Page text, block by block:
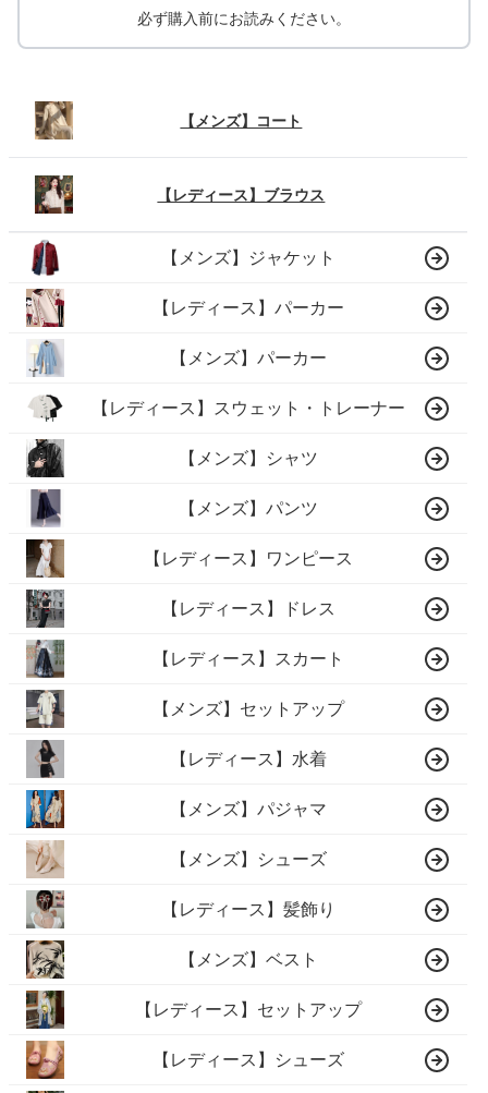
必ず購入前にお読みください。
【メンズ】コート
【レディース】ブラウス
【メンズ】ジャケット
【レディース】パーカー
【メンズ】パーカー
【レディース】スウェット・トレーナー
【メンズ】シャツ
【メンズ】パンツ
【レディース】ワンピース
【レディース】ドレス
【レディース】スカート
【メンズ】セットアップ
【レディース】水着
【メンズ】パジャマ
【メンズ】シューズ
【レディース】髪飾り
【メンズ】ベスト
【レディース】セットアップ
【レディース】シューズ